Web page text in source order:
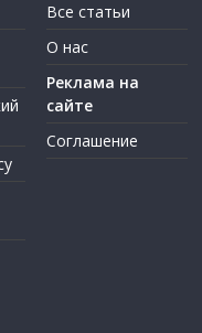
Все статьи
О нас
Реклама на
сайте
Соглашение